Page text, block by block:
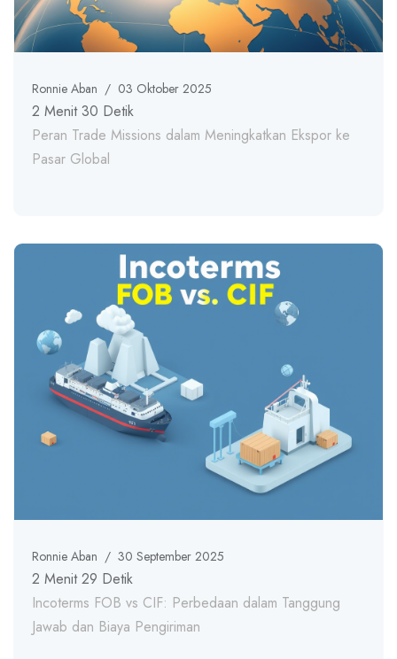
Ronnie Aban / 03 Oktober 2025
2 Menit 30 Detik
Peran Trade Missions dalam Meningkatkan Ekspor ke
Pasar Global
Ronnie Aban / 30 September 2025
2 Menit 29 Detik
Incoterms FOB vs CIF: Perbedaan dalam Tanggung
Jawab dan Biaya Pengiriman